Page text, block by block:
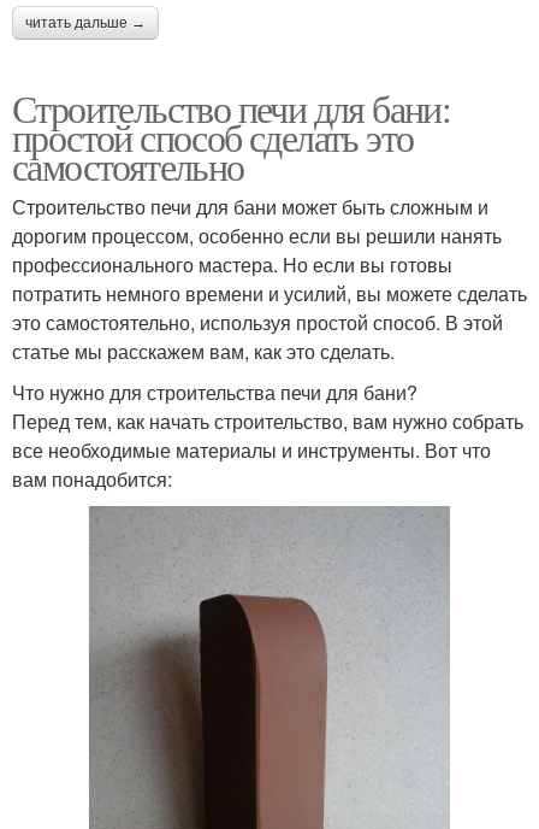
читать дальше →
Строительство печи для бани:
простой способ сделать это
самостоятельно
Строительство печи для бани может быть сложным и
дорогим процессом, особенно если вы решили нанять
профессионального мастера. Но если вы готовы
потратить немного времени и усилий, вы можете сделать
это самостоятельно, используя простой способ. В этой
статье мы расскажем вам, как это сделать.
Что нужно для строительства печи для бани?
Перед тем, как начать строительство, вам нужно собрать
все необходимые материалы и инструменты. Вот что
вам понадобится: